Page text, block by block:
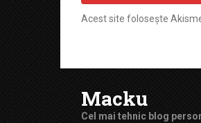
Acest site folosește
Macku
Cel mai tehnic blog